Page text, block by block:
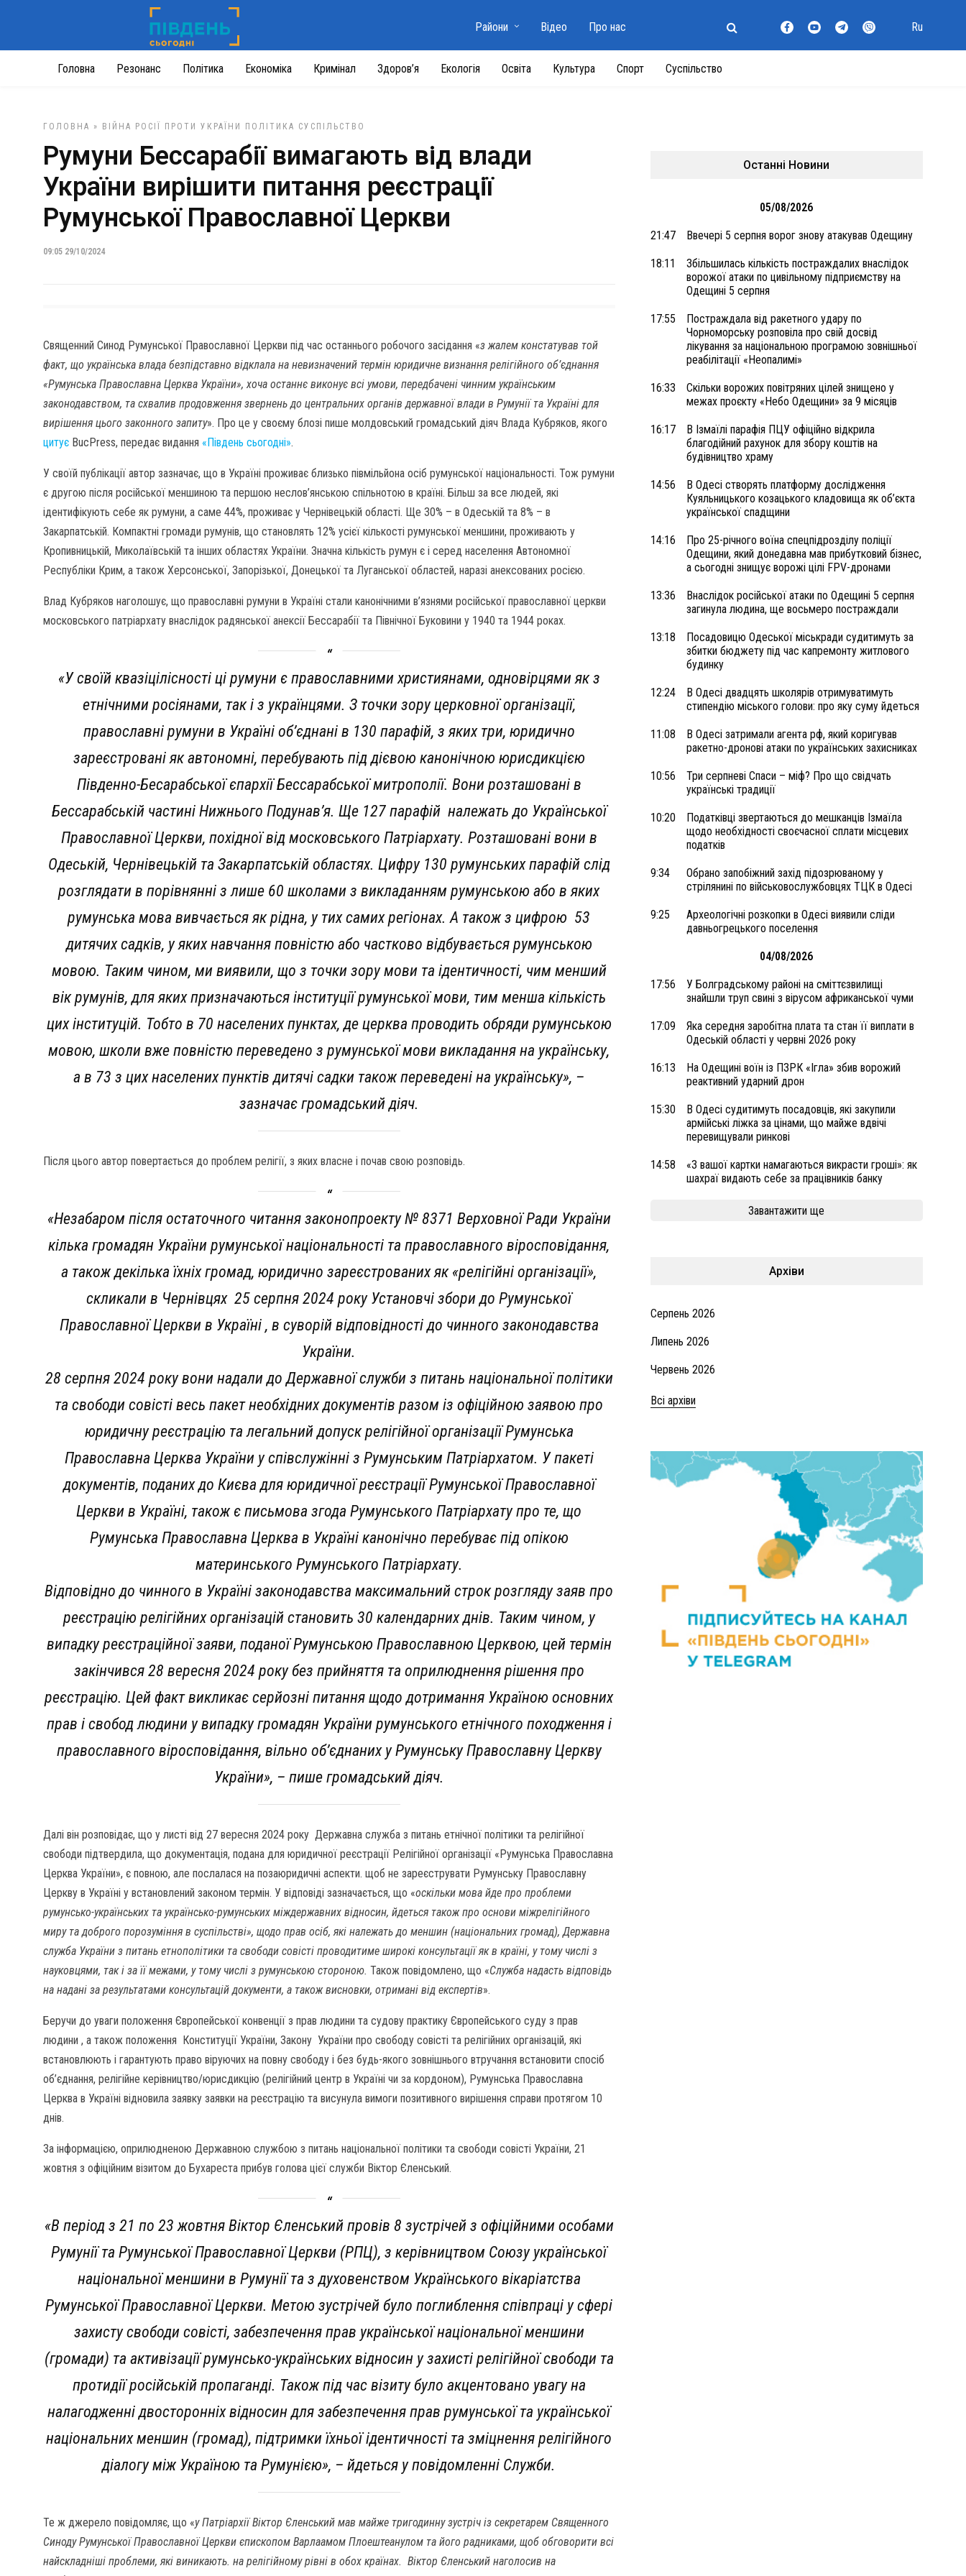
Головна Резонанс Політика Економіка Кримінал Здоров’я Екологія Освіта Культура Спорт Суспільство
Райони Відео Про нас Ru
ГОЛОВНА » ВІЙНА РОСІЇ ПРОТИ УКРАЇНИ ПОЛІТИКА СУСПІЛЬСТВО
Румуни Бессарабії вимагають від влади
України вирішити питання реєстрації
Румунської Православної Церкви
09:05 29/10/2024
Священний Синод Румунської Православної Церкви під час останнього робочого засідання «з жалем констатував той
факт, що українська влада безпідставно відклала на невизначений термін юридичне визнання релігійного об’єднання
«Румунська Православна Церква України», хоча останнє виконує всі умови, передбачені чинним українським
законодавством, та схвалив продовження звернень до центральних органів державної влади в Румунії та Україні для
вирішення цього законного запиту». Про це у своєму блозі пише молдовський громадський діяч Влада Кубряков, якого
цитує BuсPress, передає видання «Південь сьогодні».
У своїй публікації автор зазначає, що в Україні проживає близько півмільйона осіб румунської національності. Тож румуни
є другою після російської меншиною та першою неслов’янською спільнотою в країні. Більш за все людей, які
ідентифікують себе як румуни, а саме 44%, проживає у Чернівецькій області. Ще 30% – в Одеській та 8% – в
Закарпатській. Компактні громади румунів, що становлять 12% усієї кількості румунської меншини, проживають у
Кропивницькій, Миколаївській та інших областях України. Значна кількість румун є і серед населення Автономної
Республіки Крим, а також Херсонської, Запорізької, Донецької та Луганської областей, наразі анексованих росією.
Влад Кубряков наголошує, що православні румуни в Україні стали канонічними в’язнями російської православної церкви
московського патріархату внаслідок радянської анексії Бессарабії та Північної Буковини у 1940 та 1944 роках.
«У своїй квазіцілісності ці румуни є православними християнами, одновірцями як з
етнічними росіянами, так і з українцями. З точки зору церковної організації,
православні румуни в Україні об’єднані в 130 парафій, з яких три, юридично
зареєстровані як автономні, перебувають під дієвою канонічною юрисдикцією
Південно-Бесарабської єпархії Бессарабської митрополії. Вони розташовані в
Бессарабській частині Нижнього Подунав’я. Ще 127 парафій належать до Української
Православної Церкви, похідної від московського Патріархату. Розташовані вони в
Одеській, Чернівецькій та Закарпатській областях. Цифру 130 румунських парафій слід
розглядати в порівнянні з лише 60 школами з викладанням румунською або в яких
румунська мова вивчається як рідна, у тих самих регіонах. А також з цифрою 53
дитячих садків, у яких навчання повністю або частково відбувається румунською
мовою. Таким чином, ми виявили, що з точки зору мови та ідентичності, чим менший
вік румунів, для яких призначаються інституції румунської мови, тим менша кількість
цих інституцій. Тобто в 70 населених пунктах, де церква проводить обряди румунською
мовою, школи вже повністю переведено з румунської мови викладання на українську,
а в 73 з цих населених пунктів дитячі садки також переведені на українську», –
зазначає громадський діяч.
Після цього автор повертається до проблем релігії, з яких власне і почав свою розповідь.
«Незабаром після остаточного читання законопроекту № 8371 Верховної Ради України
кілька громадян України румунської національності та православного віросповідання,
а також декілька їхніх громад, юридично зареєстрованих як «релігійні організації»,
скликали в Чернівцях 25 серпня 2024 року Установчі збори до Румунської
Православної Церкви в Україні , в суворій відповідності до чинного законодавства
України.
28 серпня 2024 року вони надали до Державної служби з питань національної політики
та свободи совісті весь пакет необхідних документів разом із офіційною заявою про
юридичну реєстрацію та легальний допуск релігійної організації Румунська
Православна Церква України у співслужінні з Румунським Патріархатом. У пакеті
документів, поданих до Києва для юридичної реєстрації Румунської Православної
Церкви в Україні, також є письмова згода Румунського Патріархату про те, що
Румунська Православна Церква в Україні канонічно перебуває під опікою
материнського Румунського Патріархату.
Відповідно до чинного в Україні законодавства максимальний строк розгляду заяв про
реєстрацію релігійних організацій становить 30 календарних днів. Таким чином, у
випадку реєстраційної заяви, поданої Румунською Православною Церквою, цей термін
закінчився 28 вересня 2024 року без прийняття та оприлюднення рішення про
реєстрацію. Цей факт викликає серйозні питання щодо дотримання Україною основних
прав і свобод людини у випадку громадян України румунського етнічного походження і
православного віросповідання, вільно об’єднаних у Румунську Православну Церкву
України», – пише громадський діяч.
Далі він розповідає, що у листі від 27 вересня 2024 року Державна служба з питань етнічної політики та релігійної
свободи підтвердила, що документація, подана для юридичної реєстрації Релігійної організації «Румунська Православна
Церква України», є повною, але послалася на позаюридичні аспекти. щоб не зареєструвати Румунську Православну
Церкву в Україні у встановлений законом термін. У відповіді зазначається, що «оскільки мова йде про проблеми
румунсько-українських та українсько-румунських міждержавних відносин, йдеться також про основи міжрелігійного
миру та доброго порозуміння в суспільстві», щодо прав осіб, які належать до меншин (національних громад), Державна
служба України з питань етнополітики та свободи совісті проводитиме широкі консультації як в країні, у тому числі з
науковцями, так і за її межами, у тому числі з румунською стороною. Також повідомлено, що «Служба надасть відповідь
на надані за результатами консультацій документи, а також висновки, отримані від експертів».
Беручи до уваги положення Європейської конвенції з прав людини та судову практику Європейського суду з прав
людини , а також положення Конституції України, Закону України про свободу совісті та релігійних організацій, які
встановлюють і гарантують право віруючих на повну свободу і без будь-якого зовнішнього втручання встановити спосіб
об’єднання, релігійне керівництво/юрисдикцію (релігійний центр в Україні чи за кордоном), Румунська Православна
Церква в Україні відновила заявку заявки на реєстрацію та висунула вимоги позитивного вирішення справи протягом 10
днів.
За інформацією, оприлюдненою Державною службою з питань національної політики та свободи совісті України, 21
жовтня з офіційним візитом до Бухареста прибув голова цієї служби Віктор Єленський.
«В період з 21 по 23 жовтня Віктор Єленський провів 8 зустрічей з офіційними особами
Румунії та Румунської Православної Церкви (РПЦ), з керівництвом Союзу української
національної меншини в Румунії та з духовенством Українського вікаріатства
Румунської Православної Церкви. Метою зустрічей було поглиблення співпраці у сфері
захисту свободи совісті, забезпечення прав української національної меншини
(громади) та активізації румунсько-українських відносин у захисті релігійної свободи та
протидії російській пропаганді. Також під час візиту було акцентовано увагу на
налагодженні двосторонніх відносин для забезпечення прав румунської та української
національних меншин (громад), підтримки їхньої ідентичності та зміцнення релігійного
діалогу між Україною та Румунією», – йдеться у повідомленні Служби.
Те ж джерело повідомляє, що «у Патріархії Віктор Єленський мав майже тригодинну зустріч із секретарем Священного
Синоду Румунської Православної Церкви єпископом Варлаамом Плоештеанулом та його радниками, щоб обговорити всі
найскладніші проблеми, які виникають. на релігійному рівні в обох країнах. Віктор Єленський наголосив на
Останні Новини
05/08/2026
21:47 Ввечері 5 серпня ворог знову атакував Одещину
18:11
Збільшилась кількість постраждалих внаслідок
ворожої атаки по цивільному підприємству на
Одещині 5 серпня
17:55
Постраждала від ракетного удару по
Чорноморську розповіла про свій досвід
лікування за національною програмою зовнішньої
реабілітації «Неопалимі»
16:33
Скільки ворожих повітряних цілей знищено у
межах проєкту «Небо Одещини» за 9 місяців
16:17
В Ізмаїлі парафія ПЦУ офіційно відкрила
благодійний рахунок для збору коштів на
будівництво храму
14:56
В Одесі створять платформу дослідження
Куяльницького козацького кладовища як об’єкта
української спадщини
14:16
Про 25-річного воїна спецпідрозділу поліції
Одещини, який донедавна мав прибутковий бізнес,
а сьогодні знищує ворожі цілі FPV-дронами
13:36
Внаслідок російської атаки по Одещині 5 серпня
загинула людина, ще восьмеро постраждали
13:18
Посадовицю Одеської міськради судитимуть за
збитки бюджету під час капремонту житлового
будинку
12:24
В Одесі двадцять школярів отримуватимуть
стипендію міського голови: про яку суму йдеться
11:08
В Одесі затримали агента рф, який коригував
ракетно-дронові атаки по українських захисниках
10:56
Три серпневі Спаси – міф? Про що свідчать
українські традиції
10:20
Податківці звертаються до мешканців Ізмаїла
щодо необхідності своєчасної сплати місцевих
податків
9:34
Обрано запобіжний захід підозрюваному у
стрілянині по військовослужбовцях ТЦК в Одесі
9:25
Археологічні розкопки в Одесі виявили сліди
давньогрецького поселення
04/08/2026
17:56
У Болградському районі на сміттєзвилищі
знайшли труп свині з вірусом африканської чуми
17:09
Яка середня заробітна плата та стан її виплати в
Одеській області у червні 2026 року
16:13
На Одещині воїн із ПЗРК «Ігла» збив ворожий
реактивний ударний дрон
15:30
В Одесі судитимуть посадовців, які закупили
армійські ліжка за цінами, що майже вдвічі
перевищували ринкові
14:58
«З вашої картки намагаються викрасти гроші»: як
шахраї видають себе за працівників банку
Завантажити ще
Архіви
Серпень 2026
Липень 2026
Червень 2026
Всі архіви